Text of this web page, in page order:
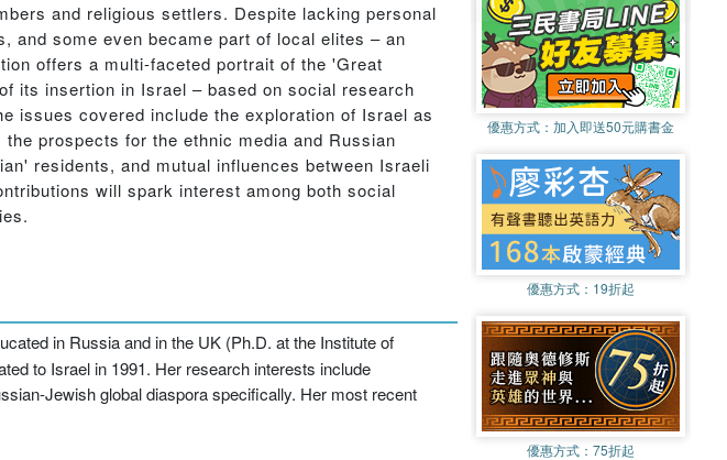
and religious settlers. Despite lacking personal
and some even became part of local elites – an
offers a multi-faceted portrait of the 'Great
its insertion in Israel – based on social research
issues covered include the exploration of Israel as
prospects for the ethnic media and Russian
residents, and mutual influences between Israeli
will spark interest among both social
in Russia and in the UK (Ph.D. at the Institute of
to Israel in 1991. Her research interests include
Jewish global diaspora specifically. Her most recent
優惠方式： 加入即送50元購書金
優惠方式： 19折起
優惠方式： 75折起